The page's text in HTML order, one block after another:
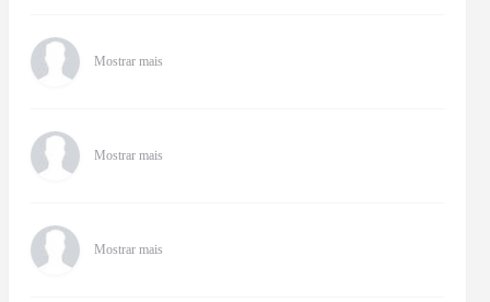
Mostrar mais
Mostrar mais
Mostrar mais